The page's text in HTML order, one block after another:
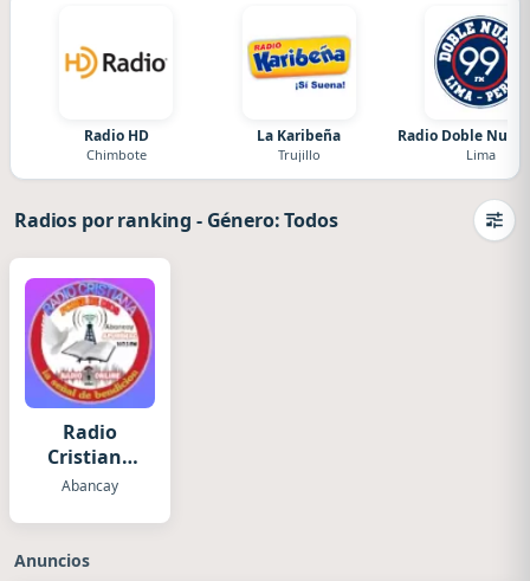
Radio HD
Chimbote
La Karibeña
Trujillo
Radio Doble
Lima
Radios por ranking - Género: Todos
Radio
Cristiana
Poder de
Abancay
Anuncios